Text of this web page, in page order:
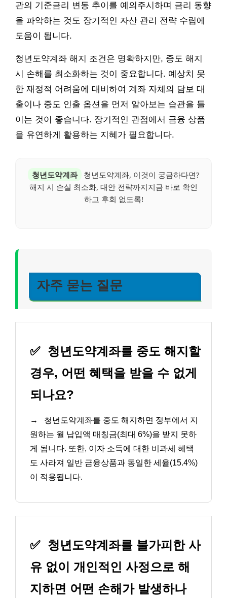
관의 기준금리 변동 추이를 예의주시하며 금리 동향
을 파악하는 것도 장기적인 자산 관리 전략 수립에
도움이 됩니다.
청년도약계좌 해지 조건은 명확하지만, 중도 해지
시 손해를 최소화하는 것이 중요합니다. 예상치 못
한 재정적 어려움에 대비하여 계좌 자체의 담보 대
출이나 중도 인출 옵션을 먼저 알아보는 습관을 들
이는 것이 좋습니다. 장기적인 관점에서 금융 상품
을 유연하게 활용하는 지혜가 필요합니다.
청년도약계좌
청년도약계좌, 이것이 궁금하다면?
해지 시 손실 최소화, 대안 전략까지지금 바로 확인
하고 후회 없도록!
자주 묻는 질문
✅ 청년도약계좌를 중도 해지할
경우, 어떤 혜택을 받을 수 없게
되나요?
→
청년도약계좌를 중도 해지하면 정부에서 지
원하는 월 납입액 매칭금(최대 6%)을 받지 못하
게 됩니다. 또한, 이자 소득에 대한 비과세 혜택
도 사라져 일반 금융상품과 동일한 세율(15.4%)
이 적용됩니다.
✅ 청년도약계좌를 불가피한 사
유 없이 개인적인 사정으로 해
지하면 어떤 손해가 발생하나